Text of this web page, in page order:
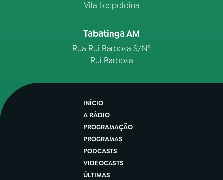
Vila Leopoldina
Tabatinga AM
Rua Rui Barbosa S/Nº
Rui Barbosa
INÍCIO
A RÁDIO
PROGRAMAÇÃO
PROGRAMAS
PODCASTS
VIDEOCASTS
ÚLTIMAS